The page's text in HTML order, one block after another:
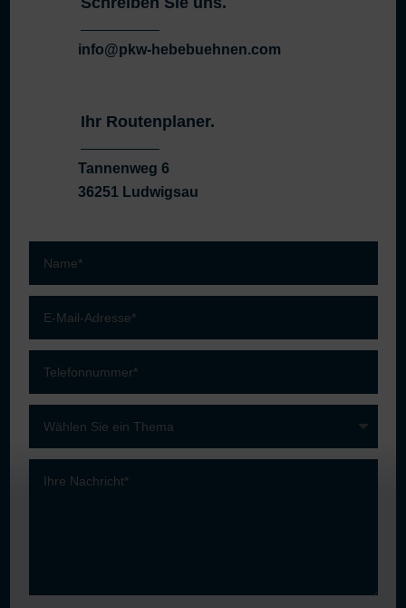
info@pkw-hebebuehnen.com
Ihr Routenplaner.
Tannenweg 6
36251 Ludwigsau